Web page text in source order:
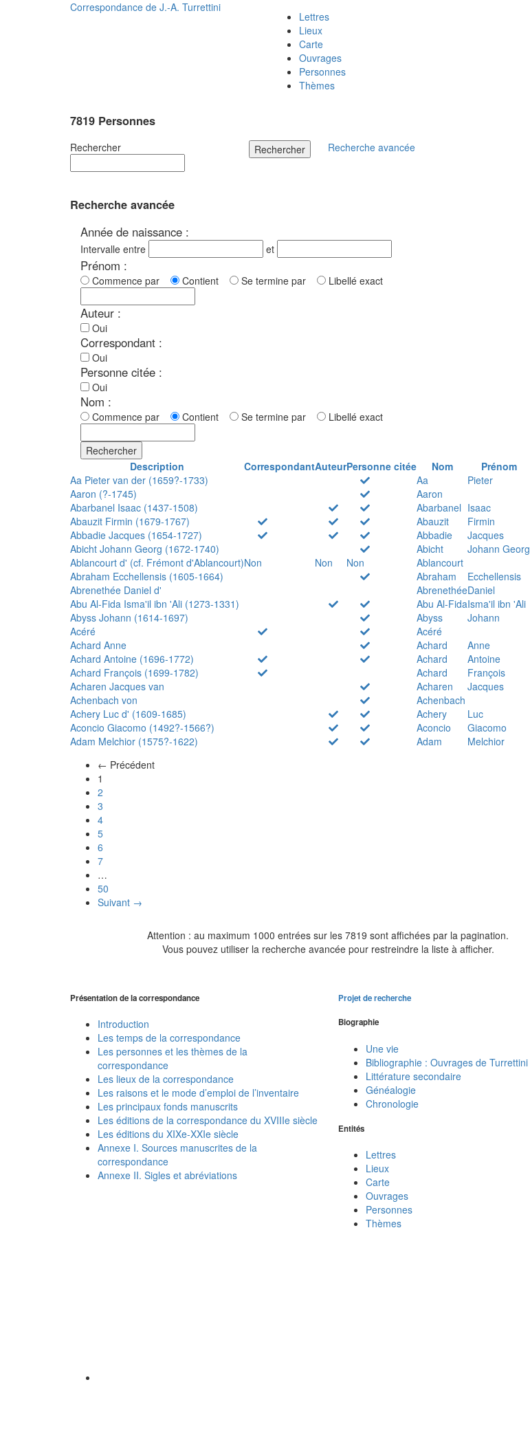
Correspondance de J.-A. Turrettini
Lettres
Lieux
Carte
Ouvrages
Personnes
Thèmes
7819 Personnes
Rechercher Rechercher Recherche avancée
Recherche avancée
Année de naissance :
Intervalle entre et
Prénom :
Commence par Contient Se termine par Libellé exact
Auteur :
Oui
Correspondant :
Oui
Personne citée :
Oui
Nom :
Commence par Contient Se termine par Libellé exact
Rechercher
Description
CorrespondantAuteurPersonne citée Nom
Prénom
Aa Pieter van der (1659?-1733)
Aa
Pieter
Aaron (?-1745)
Aaron
Abarbanel Isaac (1437-1508)
Abarbanel Isaac
Abauzit Firmin (1679-1767)
Abauzit
Firmin
Abbadie Jacques (1654-1727)
Abbadie
Jacques
Abicht Johann Georg (1672-1740)
Abicht
Johann Georg
Ablancourt d' (cf. Frémont d'Ablancourt)Non Non Non
Ablancourt
Abraham Ecchellensis (1605-1664)
Abraham
Ecchellensis
Abrenethée Daniel d'
AbrenethéeDaniel
Abu Al-Fida Isma'il ibn 'Ali (1273-1331)
Abu Al-FidaIsma'il ibn 'Ali
Abyss Johann (1614-1697)
Abyss
Johann
Acéré
Acéré
Achard Anne
Achard
Anne
Achard Antoine (1696-1772)
Achard
Antoine
Achard François (1699-1782)
Achard
François
Acharen Jacques van
Acharen
Jacques
Achenbach von
Achenbach
Achery Luc d' (1609-1685)
Achery
Luc
Aconcio Giacomo (1492?-1566?)
Aconcio
Giacomo
Adam Melchior (1575?-1622)
Adam
Melchior
← Précédent
1
2
3
4
5
6
7
…
50
Suivant →
Attention : au maximum 1000 entrées sur les 7819 sont affichées par la pagination.
Vous pouvez utiliser la recherche avancée pour restreindre la liste à afficher.
Présentation de la correspondance
Introduction
Les temps de la correspondance
Les personnes et les thèmes de la
correspondance
Les lieux de la correspondance
Les raisons et le mode d’emploi de l’inventaire
Les principaux fonds manuscrits
Les éditions de la correspondance du XVIIIe siècle
Les éditions du XIXe-XXIe siècle
Annexe I. Sources manuscrites de la
correspondance
Annexe II. Sigles et abréviations
Projet de recherche
Biographie
Une vie
Bibliographie : Ouvrages de Turrettini
Littérature secondaire
Généalogie
Chronologie
Entités
Lettres
Lieux
Carte
Ouvrages
Personnes
Thèmes